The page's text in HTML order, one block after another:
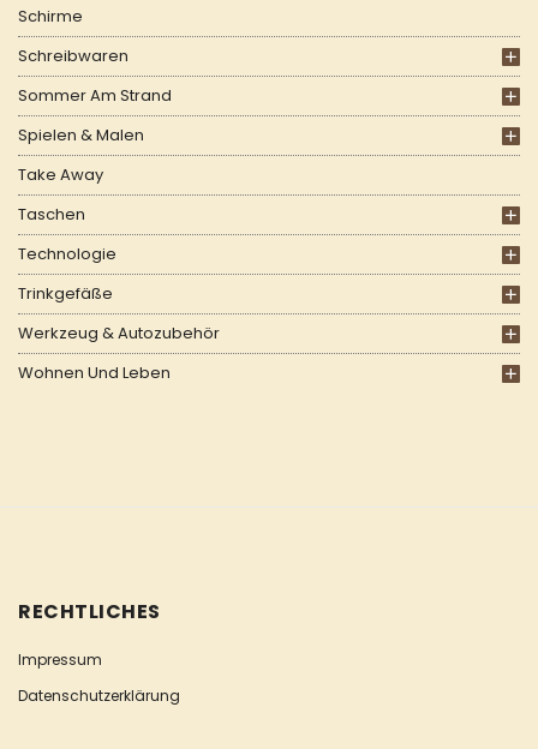
Schirme
Schreibwaren
Sommer Am Strand
Spielen & Malen
Take Away
Taschen
Technologie
Trinkgefäße
Werkzeug & Autozubehör
Wohnen Und Leben
RECHTLICHES
Impressum
Datenschutzerklärung